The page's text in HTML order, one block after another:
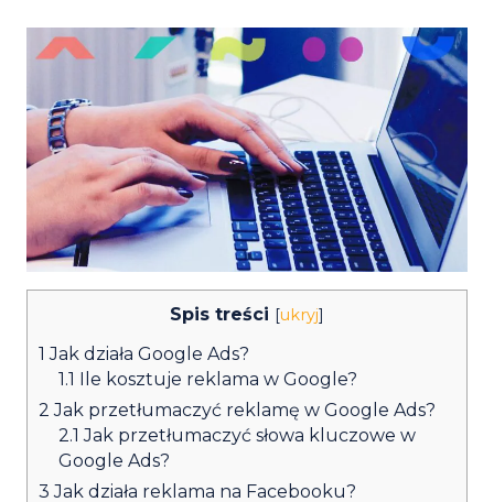
Spis treści [ukryj]
1 Jak działa Google Ads?
1.1 Ile kosztuje reklama w Google?
2 Jak przetłumaczyć reklamę w Google Ads?
2.1 Jak przetłumaczyć słowa kluczowe w
Google Ads?
3 Jak działa reklama na Facebooku?